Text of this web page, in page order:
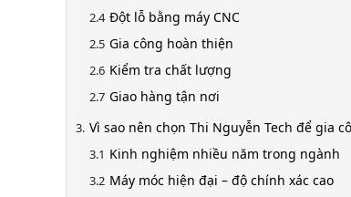
Đột lỗ bằng máy CNC
Gia công hoàn thiện
Kiểm tra chất lượng
Giao hàng tận nơi
Vì sao nên chọn Thi Nguyễn Tech để gia
Kinh nghiệm nhiều năm trong ngành
Máy móc hiện đại – độ chính xác cao